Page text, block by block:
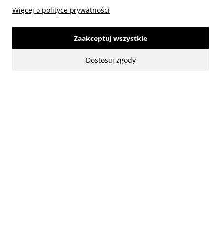
Więcej o polityce prywatności
Dostosuj zgody
Zaakceptuj wszystkie